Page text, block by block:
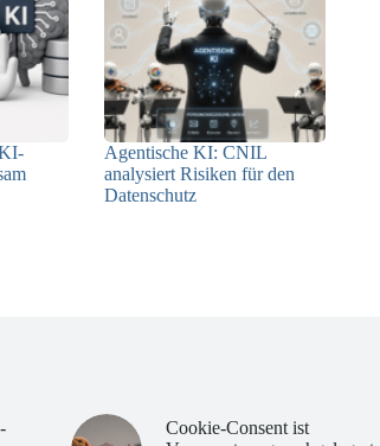
Agentische KI: CNIL
analysiert Risiken für den
Datenschutz
Cookie-Consent ist